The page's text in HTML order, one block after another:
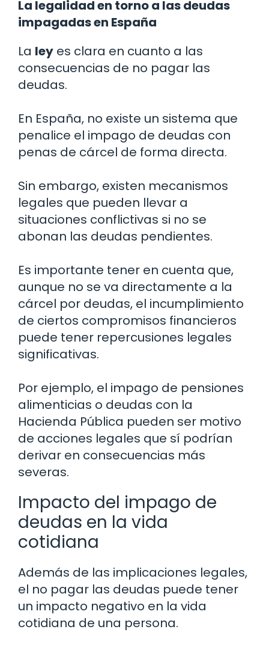
La legalidad en torno a las deudas
impagadas en España
La ley es clara en cuanto a las
consecuencias de no pagar las
deudas.
En España, no existe un sistema que
penalice el impago de deudas con
penas de cárcel de forma directa.
Sin embargo, existen mecanismos
legales que pueden llevar a
situaciones conflictivas si no se
abonan las deudas pendientes.
Es importante tener en cuenta que,
aunque no se va directamente a la
cárcel por deudas, el incumplimiento
de ciertos compromisos financieros
puede tener repercusiones legales
significativas.
Por ejemplo, el impago de pensiones
alimenticias o deudas con la
Hacienda Pública pueden ser motivo
de acciones legales que sí podrían
derivar en consecuencias más
severas.
Impacto del impago de
deudas en la vida
cotidiana
Además de las implicaciones legales,
el no pagar las deudas puede tener
un impacto negativo en la vida
cotidiana de una persona.